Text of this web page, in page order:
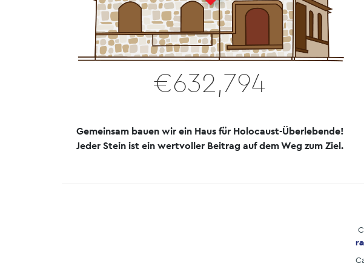
€632,794
Gemeinsam bauen wir ein Haus für Holocaust-Überlebende!
Jeder Stein ist ein wertvoller Beitrag auf dem Weg zum Ziel.